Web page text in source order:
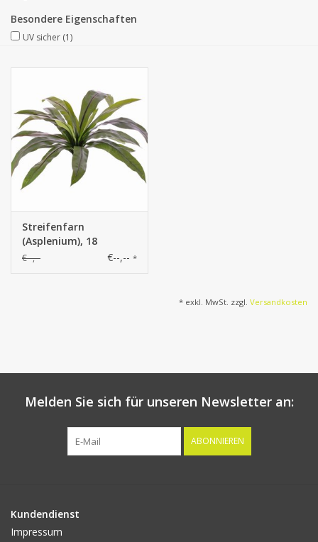
Blatt- und Beerenzweige
Kunstkränze
Besondere Eigenschaften
UV sicher (1)
Streifenfarn
(Asplenium), 18
Blätter, 73cm
€--,-- €--,-- *
* exkl. MwSt. zzgl. Versandkosten
Melden Sie sich für unseren Newsletter an:
ABONNIEREN
Kundendienst
Impressum